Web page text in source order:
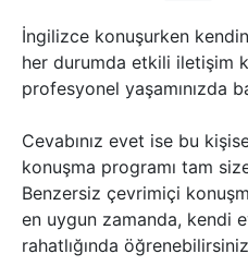
İngilizce konuşurken
her durumda etkili iletişim
profesyonel yaşamınızda
Cevabınız evet ise bu
konuşma programı tam
Benzersiz çevrimiçi
en uygun zamanda, kendi
rahatlığında